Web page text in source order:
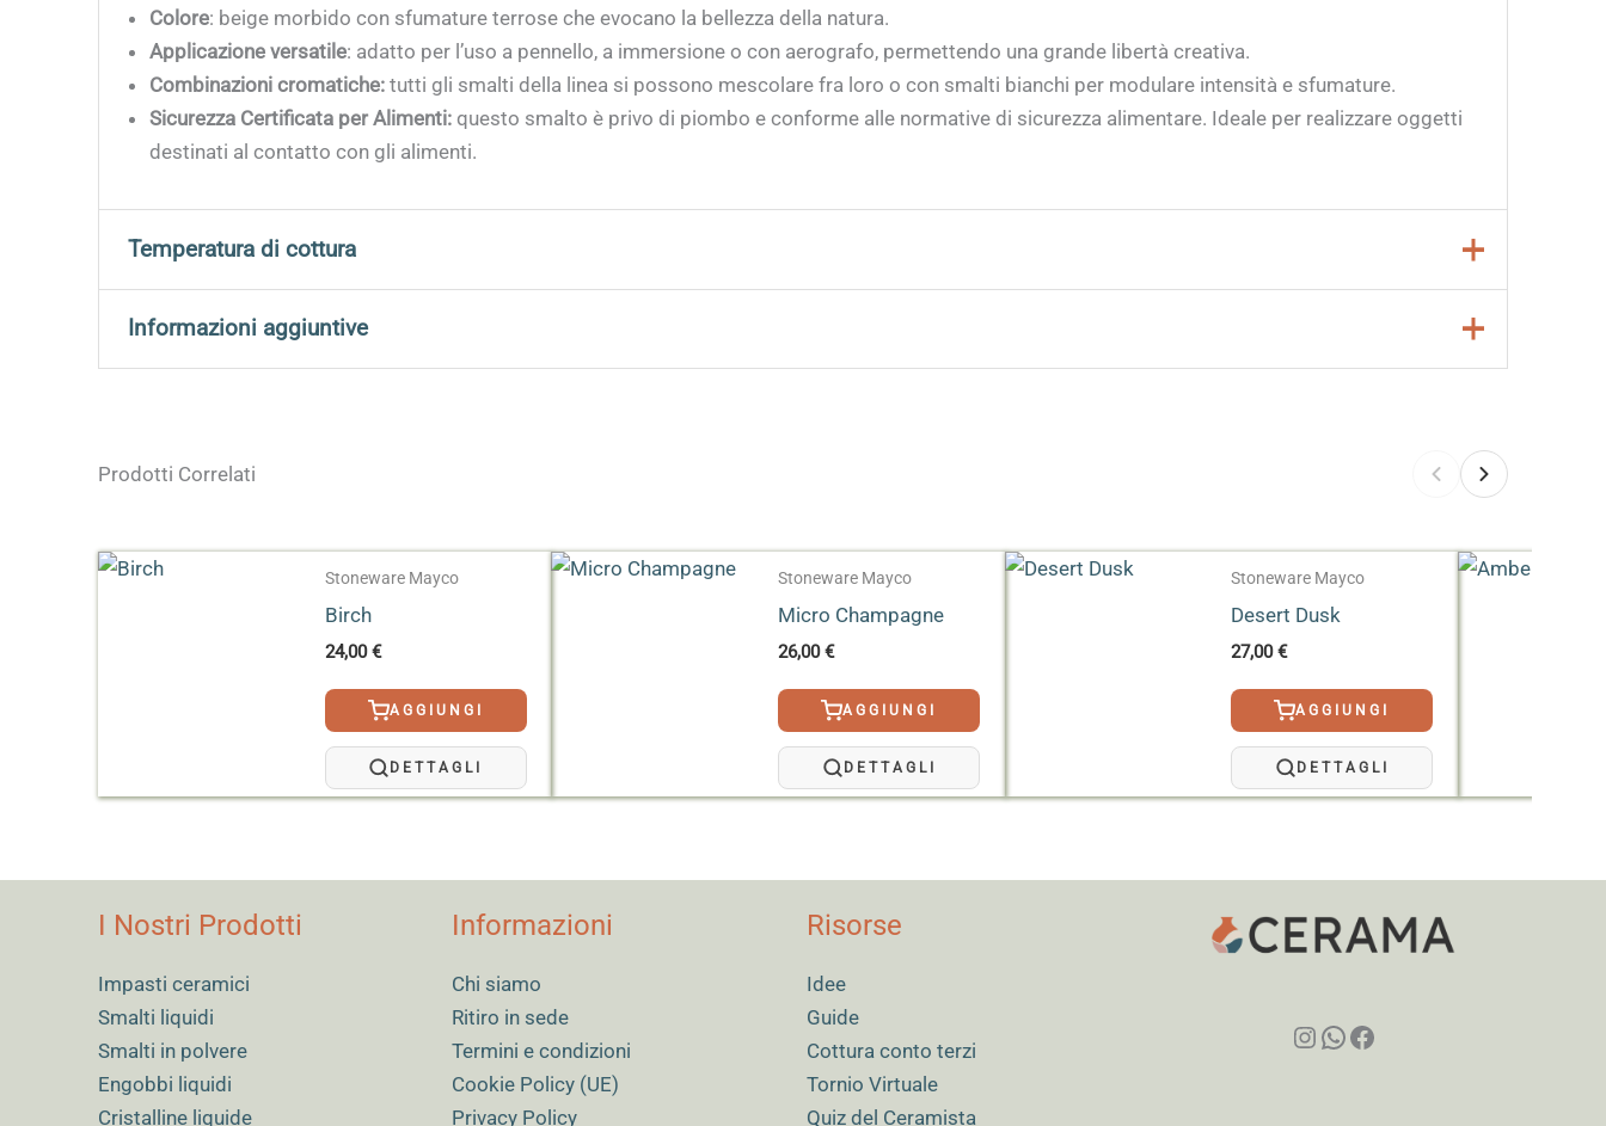
Colore: beige morbido con sfumature terrose che evocano la bellezza della natura.
Applicazione versatile: adatto per l’uso a pennello, a immersione o con aerografo, permettendo una grande libertà creativa.
Combinazioni cromatiche: tutti gli smalti della linea si possono mescolare fra loro o con smalti bianchi per modulare intensità e sfumature.
Sicurezza Certificata per Alimenti:questo smalto è privo di piombo e conforme alle normative di sicurezza alimentare. Ideale per realizzare oggetti
destinati al contatto con gli alimenti.
Temperatura di cottura
Si consiglia di cuocere tra 950°C e 1000°C per risultati ottimali e uniformità del colore.
Informazioni aggiuntive
Dimensioni
Lucido
Prodotti Correlati
Stoneware Mayco
Birch
24,00€
AGGIUNGI
DETTAGLI
Stoneware Mayco
Micro Champagne
26,00€
AGGIUNGI
DETTAGLI
Stoneware Mayco
Desert Dusk
27,00€
AGGIUNGI
DETTAGLI
I Nostri Prodotti
Impasti ceramici
Smalti liquidi
Smalti in polvere
Engobbi liquidi
Cristalline liquide
Informazioni
Chi siamo
Ritiro in sede
Termini e condizioni
Cookie Policy (UE)
Privacy Policy
Risorse
Idee
Guide
Cottura conto terzi
Tornio Virtuale
Quiz del Ceramista
Instagram
WhatsApp
Facebook